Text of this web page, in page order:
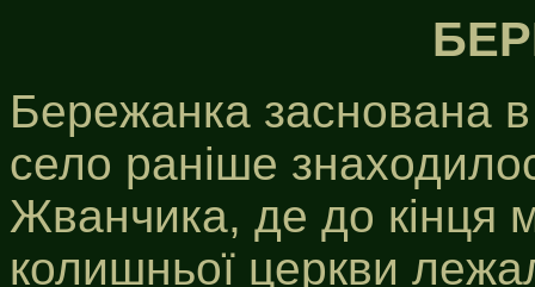
Бережанка заснована в
село раніше
Жванчика, де до кінця
колишньої церкви